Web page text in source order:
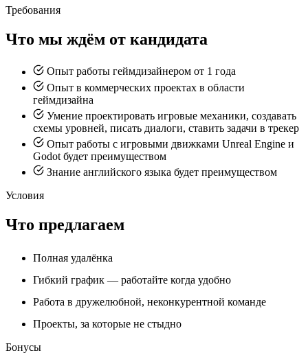
Требования
Что мы ждём от кандидата
Опыт работы геймдизайнером от 1 года
Опыт в коммерческих проектах в области
геймдизайна
Умение проектировать игровые механики, создавать
схемы уровней, писать диалоги, ставить задачи в трекер
Опыт работы с игровыми движками Unreal Engine и
Godot будет преимуществом
Знание английского языка будет преимуществом
Условия
Что предлагаем
Полная удалёнка
Гибкий график — работайте когда удобно
Работа в дружелюбной, неконкурентной команде
Проекты, за которые не стыдно
Бонусы